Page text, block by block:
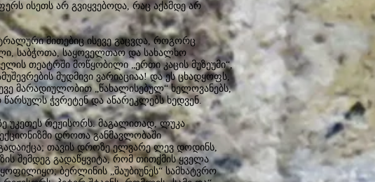
ისეთს არ გვიყვებოდა, რაც აქამდე არ
მითებიც ისევე გაცვდა, როგორც
საბჭოთა, საყოველთაო და სახალხო
თეატრში მოწყობილი „ერთი კაცის მუზეუმი“,
მუდმივი ვარიაციაა! და ეს ცხადყოფს,
მარადიულობით „წახალისებულ“ ხელოვანებს,
ჭვრეტენ და ანარეკლებს ხედვენ.
უკეთეს რეჟისორს. მაგალითად, ლუკა
დროთა განმავლობაში
თავის დროზე ელვარე ლევ დოდინს,
შემდეგ გადაწყვიტა, რომ თითქმის ყველა
ბერლინის „შაუბიუნეს“ სამხატვრო